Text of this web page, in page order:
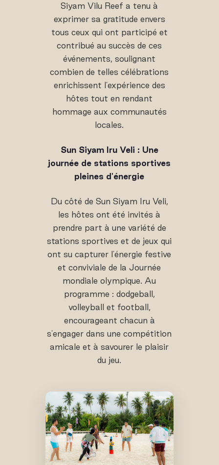
Siyam Vilu Reef a tenu à
exprimer sa gratitude envers
tous ceux qui ont participé et
contribué au succès de ces
événements, soulignant
combien de telles célébrations
enrichissent l'expérience des
hôtes tout en rendant
hommage aux communautés
locales.
Sun Siyam Iru Veli : Une
journée de stations sportives
pleines d'énergie
Du côté de Sun Siyam Iru Veli,
les hôtes ont été invités à
prendre part à une variété de
stations sportives et de jeux qui
ont su capturer l'énergie festive
et conviviale de la Journée
mondiale olympique. Au
programme : dodgeball,
volleyball et football,
encourageant chacun à
s'engager dans une compétition
amicale et à savourer le plaisir
du jeu.